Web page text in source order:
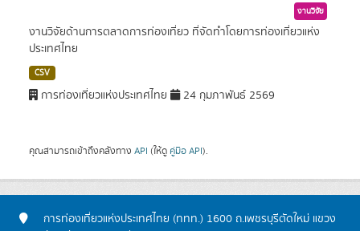
งานวิจัย
งานวิจัยด้านการตลาดการท่องเที่ยว ที่จัดทำโดยการท่องเที่ยวแห่ง
ประเทศไทย
CSV
การท่องเที่ยวแห่งประเทศไทย 24 กุมภาพันธ์ 2569
คุณสามารถเข้าถึงคลังทาง API (ให้ดู คู่มือ API).
การท่องเที่ยวแห่งประเทศไทย (ททท.) 1600 ถ.เพชรบุรีตัดใหม่ แขวง